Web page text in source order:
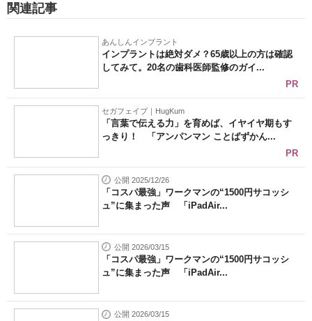
関連記事
あんしんインプラント
インプラントは絶対ダメ？65歳以上の方は確認
してみて。20名の歯科医師監修のガイ...
PR
セガフェイブ｜HugKum
「言葉で伝える力」を育めば、イヤイヤ期もす
っきり！ 「アンパンマン ことばずかん...
PR
公開 2025/12/26
「コスパ最強」ワークマンの“1500円サコッシ
ュ”に集まった声 「iPadAir...
公開 2026/03/15
「コスパ最強」ワークマンの“1500円サコッシ
ュ”に集まった声 「iPadAir...
公開 2026/03/15